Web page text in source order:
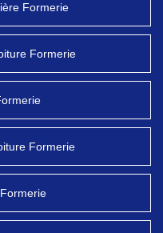
Formerie
Formerie
Formerie